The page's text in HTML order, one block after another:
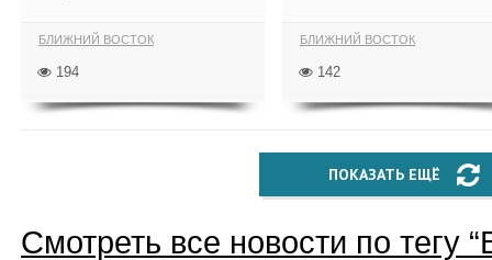
БЛИЖНИЙ ВОСТОК
194
БЛИЖНИЙ ВОСТОК
142
ПОКАЗАТЬ ЕЩЁ
Смотреть все новости по тегу “